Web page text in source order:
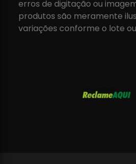
erros de digitação ou
produtos são meramente
variações conforme o lote